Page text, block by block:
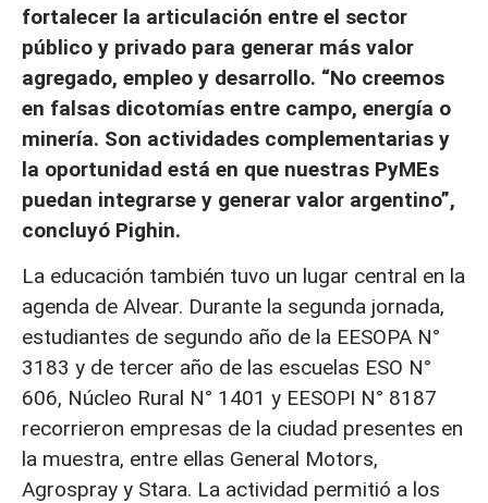
fortalecer la articulación entre el sector
público y privado para generar más valor
agregado, empleo y desarrollo. “No creemos
en falsas dicotomías entre campo, energía o
minería. Son actividades complementarias y
la oportunidad está en que nuestras PyMEs
puedan integrarse y generar valor argentino”,
concluyó Pighin.
La educación también tuvo un lugar central en la
agenda de Alvear. Durante la segunda jornada,
estudiantes de segundo año de la EESOPA N°
3183 y de tercer año de las escuelas ESO N°
606, Núcleo Rural N° 1401 y EESOPI N° 8187
recorrieron empresas de la ciudad presentes en
la muestra, entre ellas General Motors,
Agrospray y Stara. La actividad permitió a los